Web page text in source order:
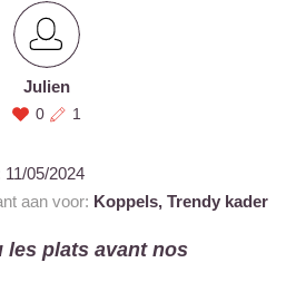
Julien
0 1
11/05/2024
aan voor: Koppels, Trendy kader
les plats avant nos